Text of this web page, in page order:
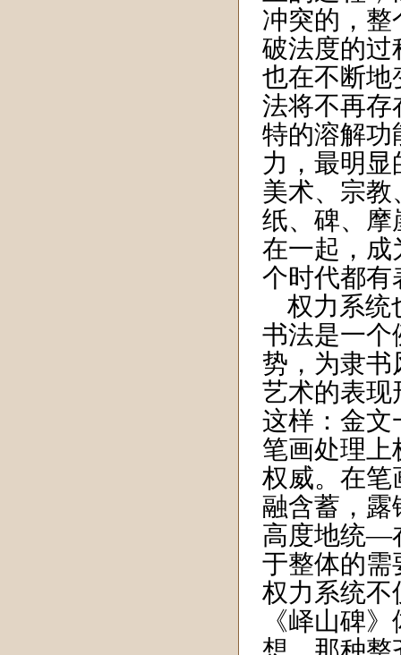
冲突的，整
破法度的过
也在不断地
法将不再存
特的溶解功
力，最明
美术、宗教
纸、碑、摩
在一起，成
个时代都有
权力系统
书法是一个
势，为隶书
艺术的表现
这样：金文
笔画处理上
权威。在笔
融含蓄，露
高度地统—
于整体的需
权力系统不
《峄山碑